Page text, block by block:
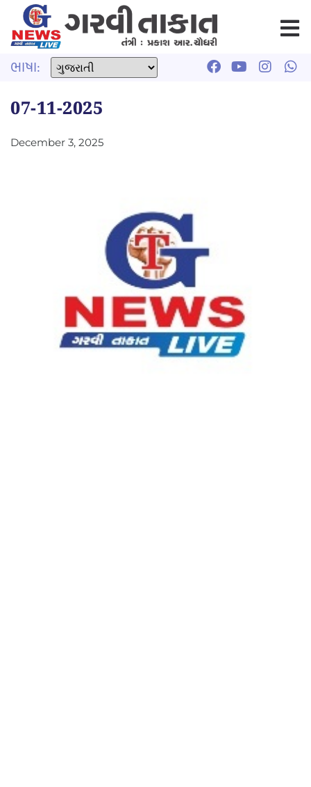
ભાષા:
07-11-2025
December 3, 2025